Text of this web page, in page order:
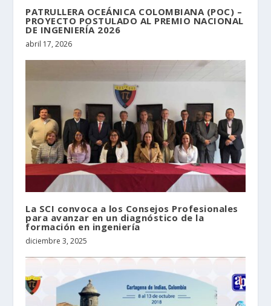
PATRULLERA OCEÁNICA COLOMBIANA (POC) –
PROYECTO POSTULADO AL PREMIO NACIONAL
DE INGENIERÍA 2026
abril 17, 2026
La SCI convoca a los Consejos Profesionales
para avanzar en un diagnóstico de la
formación en ingeniería
diciembre 3, 2025